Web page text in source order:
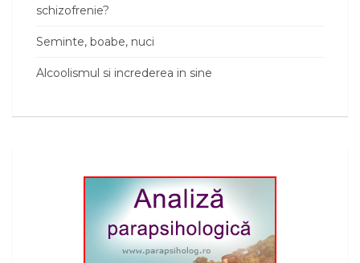
schizofrenie?
Seminte, boabe, nuci
Alcoolismul si increderea in sine